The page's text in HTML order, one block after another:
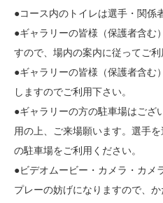
●コース内のトイレは選手・関係
●ギャラリーの皆様（保護者含む
すので、場内の案内に従ってご
●ギャラリーの皆様（保護者含む
しますのでご利用下さい。
●ギャラリーの方の駐車場はござ
用の上、ご来場願います。選手
の駐車場をご利用ください。
●ビデオムービー・カメラ・カメ
プレーの妨げになりますので、